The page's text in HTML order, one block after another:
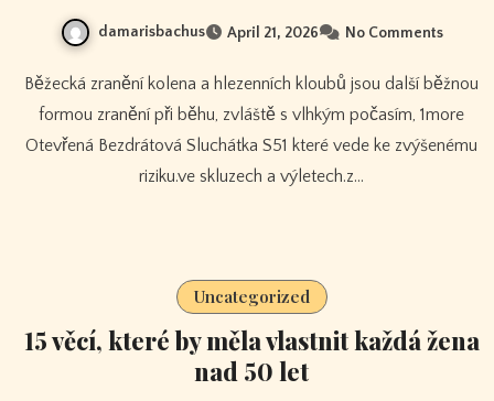
damarisbachus April 21, 2026 No Comments
Běžecká zranění kolena a hlezenních kloubů jsou další běžnou
formou zranění při běhu, zvláště s vlhkým počasím, 1more
Otevřená Bezdrátová Sluchátka S51 které vede ke zvýšenému
riziku.ve skluzech a výletech.z…
Uncategorized
15 věcí, které by měla vlastnit každá žena
nad 50 let